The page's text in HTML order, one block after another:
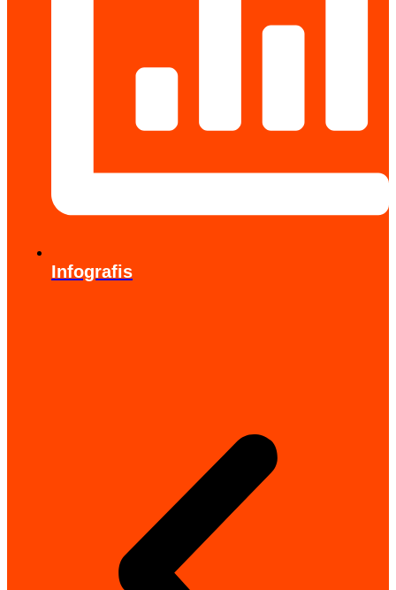
Infografis